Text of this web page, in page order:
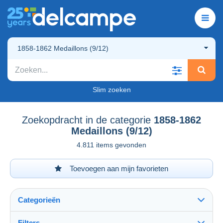
1858-1862 Medaillons (9/12)
Slim zoeken
Zoekopdracht in de categorie 1858-1862
Medaillons (9/12)
4.811 items gevonden
Toevoegen aan mijn favorieten
Categorieën